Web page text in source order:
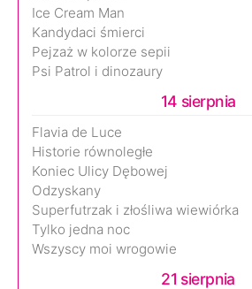
Ice Cream Man
Kandydaci śmierci
Pejzaż w kolorze sepii
Psi Patrol i dinozaury
14 sierpnia
Flavia de Luce
Historie równoległe
Koniec Ulicy Dębowej
Odzyskany
Superfutrzak i złośliwa wiewiórka
Tylko jedna noc
Wszyscy moi wrogowie
21 sierpnia